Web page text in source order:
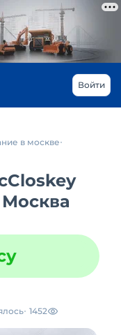
Войти
в москве
Москва
1452